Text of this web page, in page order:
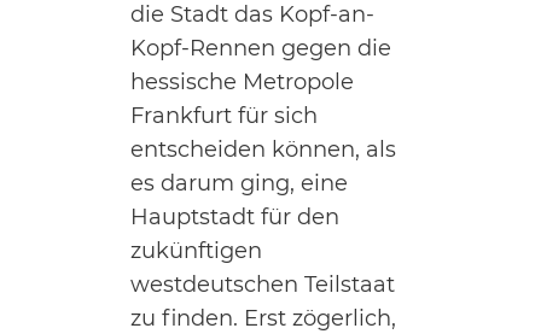
die Stadt das Kopf-an-
Kopf-Rennen gegen die
hessische Metropole
Frankfurt für sich
entscheiden können, als
es darum ging, eine
Hauptstadt für den
zukünftigen
westdeutschen Teilstaat
zu finden. Erst zögerlich,